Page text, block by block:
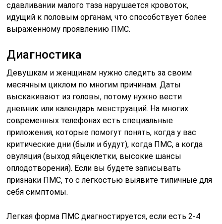
сдавливании малого таза нарушается кровоток,
идущий к половым органам, что способствует более
выраженному проявлению ПМС.
Диагностика
Девушкам и женщинам нужно следить за своим
месячным циклом по многим причинам. Даты
выскакивают из головы, потому нужно вести
дневник или календарь менструаций. На многих
современных телефонах есть специальные
приложения, которые помогут понять, когда у вас
критические дни (были и будут), когда ПМС, а когда
овуляция (выход яйцеклетки, высокие шансы
оплодотворения). Если вы будете записывать
признаки ПМС, то с легкостью выявите типичные для
себя симптомы.
Легкая форма ПМС диагностируется, если есть 2-4